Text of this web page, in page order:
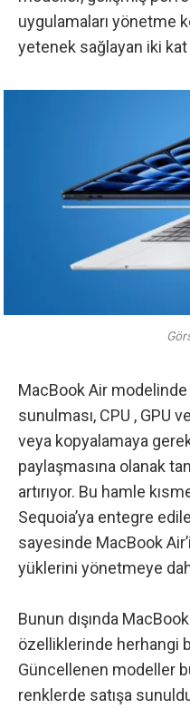
uygulamaları yönetme
yetenek sağlayan iki
MacBook Air
sunulması, CPU , GPU
veya kopyalamaya
paylaşmasına olanak
artırıyor. Bu hamle
Sequoia’ya entegre
sayesinde MacBook
yüklerini yönetmeye
Bunun dışında
özelliklerinde herhangi
Güncellenen modeller
renklerde satışa